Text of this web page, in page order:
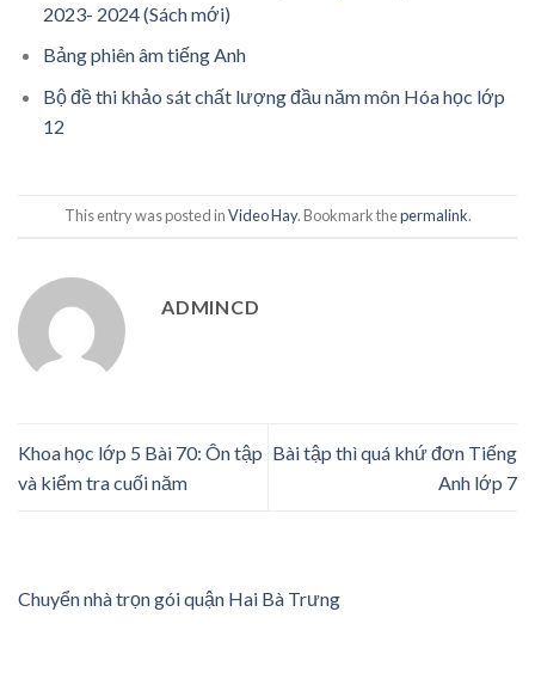
2023- 2024 (Sách mới)
Bảng phiên âm tiếng Anh
Bộ đề thi khảo sát chất lượng đầu năm môn Hóa học lớp
12
This entry was posted inVideo Hay. Bookmark thepermalink.
ADMINCD
Khoa học lớp 5 Bài 70: Ôn tập
và kiểm tra cuối năm
Bài tập thì quá khứ đơn Tiếng
Anh lớp 7
Chuyển nhà trọn gói quận Hai Bà Trưng